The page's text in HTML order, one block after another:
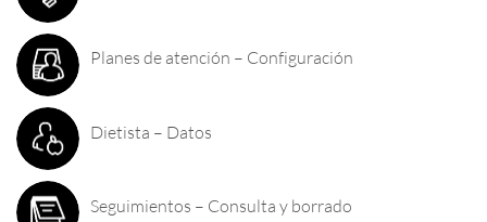
Planes de atención – Configuración
Dietista – Datos
Seguimientos – Consulta y borrado